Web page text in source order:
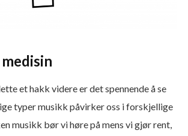
et hakk videre er det spennende å se
typer musikk påvirker oss i forskjellige
musikk bør vi høre på mens vi gjør rent,